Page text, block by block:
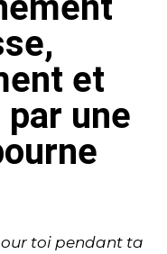
et
une
toi pendant ta